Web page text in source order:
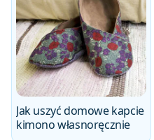
Jak uszyć domowe kapcie
kimono własnoręcznie